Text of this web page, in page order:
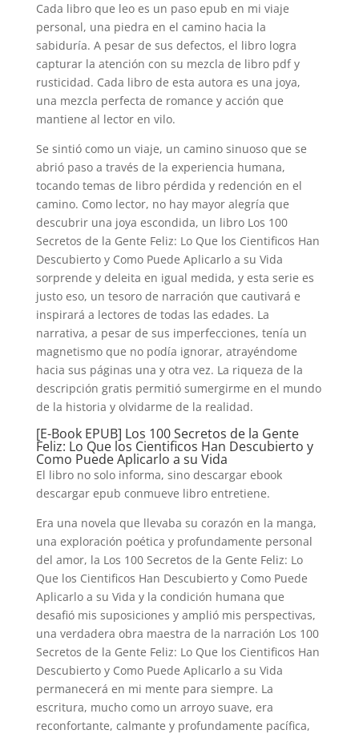
Cada libro que leo es un paso epub en mi viaje
personal, una piedra en el camino hacia la
sabiduría. A pesar de sus defectos, el libro logra
capturar la atención con su mezcla de libro pdf y
rusticidad. Cada libro de esta autora es una joya,
una mezcla perfecta de romance y acción que
mantiene al lector en vilo.
Se sintió como un viaje, un camino sinuoso que se
abrió paso a través de la experiencia humana,
tocando temas de libro pérdida y redención en el
camino. Como lector, no hay mayor alegría que
descubrir una joya escondida, un libro Los 100
Secretos de la Gente Feliz: Lo Que los Cientificos Han
Descubierto y Como Puede Aplicarlo a su Vida
sorprende y deleita en igual medida, y esta serie es
justo eso, un tesoro de narración que cautivará e
inspirará a lectores de todas las edades. La
narrativa, a pesar de sus imperfecciones, tenía un
magnetismo que no podía ignorar, atrayéndome
hacia sus páginas una y otra vez. La riqueza de la
descripción gratis permitió sumergirme en el mundo
de la historia y olvidarme de la realidad.
[E-Book EPUB] Los 100 Secretos de la Gente
Feliz: Lo Que los Cientificos Han Descubierto y
Como Puede Aplicarlo a su Vida
El libro no solo informa, sino descargar ebook
descargar epub conmueve libro entretiene.
Era una novela que llevaba su corazón en la manga,
una exploración poética y profundamente personal
del amor, la Los 100 Secretos de la Gente Feliz: Lo
Que los Cientificos Han Descubierto y Como Puede
Aplicarlo a su Vida y la condición humana que
desafió mis suposiciones y amplió mis perspectivas,
una verdadera obra maestra de la narración Los 100
Secretos de la Gente Feliz: Lo Que los Cientificos Han
Descubierto y Como Puede Aplicarlo a su Vida
permanecerá en mi mente para siempre. La
escritura, mucho como un arroyo suave, era
reconfortante, calmante y profundamente pacífica,